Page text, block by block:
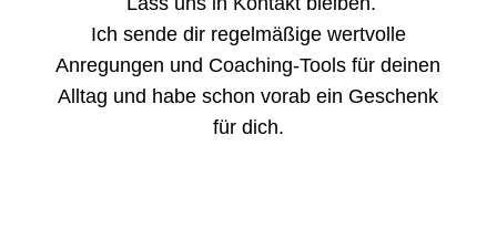
Ich sende dir regelmäßige wertvolle
Anregungen und Coaching-Tools für deinen
Alltag und habe schon vorab ein Geschenk
für dich.